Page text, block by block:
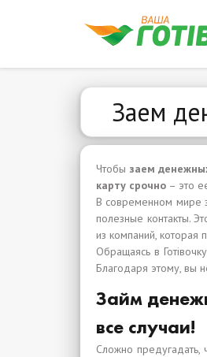
Заем
Чтобы заем
карту срочно – это
В современном мире
полезные контакты.
из компаний, которая
Обращаясь в
Благодаря этому, вы
Займ
все случаи!
Сложно